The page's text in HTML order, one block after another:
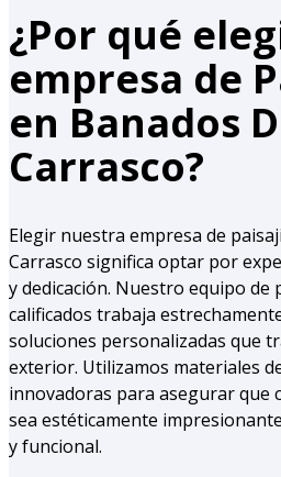
¿Por qué
empresa de
en Banados
Carrasco?
Elegir nuestra empresa de
Carrasco significa optar por
y dedicación. Nuestro equipo de
calificados trabaja
soluciones personalizadas que
exterior. Utilizamos materiales
innovadoras para asegurar que
sea estéticamente
y funcional.